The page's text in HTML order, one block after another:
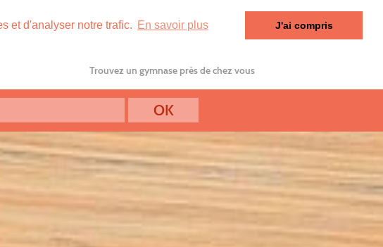
et d'analyser notre trafic. En savoir plus J'ai compris
Trouvez un gymnase près de chez vous